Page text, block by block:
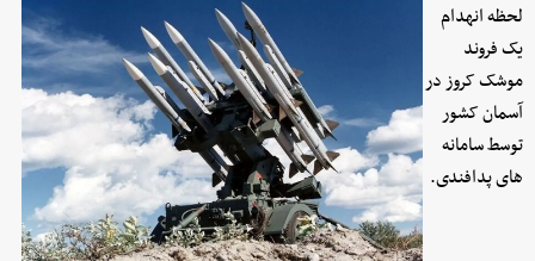
لحظه انهدام
یک فروند
موشک کروز در
آسمان کشور
توسط سامانه
های پدافندی.